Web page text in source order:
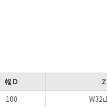
幅Ｄ
Z
100
W32